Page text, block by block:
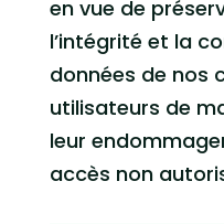
en vue de
l’intégrité et la
données de nos
utilisateurs de
leur
accès non